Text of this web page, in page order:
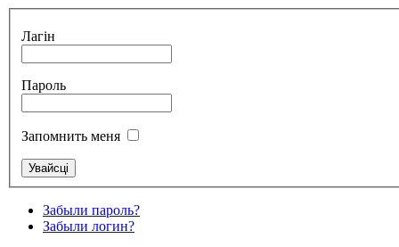
Лагін
Пароль
Запомнить меня
Забыли пароль?
Забыли логин?